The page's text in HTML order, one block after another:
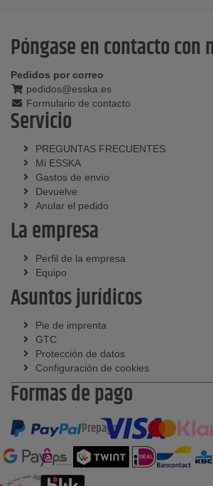
Póngase en contacto con
Pedidos por correo
pedidos@esska.es
Formulario de contacto
Servicio
PREGUNTAS FRECUENTES
Mi ESSKA
Gastos de envío
Devuelve
Anular el pedido
La empresa
Perfil de la empresa
Equipo
Asuntos jurídicos
Pie de imprenta
GTC
Protección de datos
Configuración de cookies
Formas de pago
Prepago